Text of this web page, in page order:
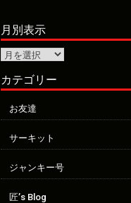
月別表示
月
別
示カテゴリー
お友達
サーキット
ジャンキー号
匠’s Blog